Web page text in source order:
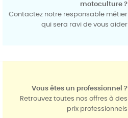
motoculture ?
Contactez notre responsable métier
qui sera ravi de vous aider
Vous êtes un professionnel ?
Retrouvez toutes nos offres à des
prix professionnels